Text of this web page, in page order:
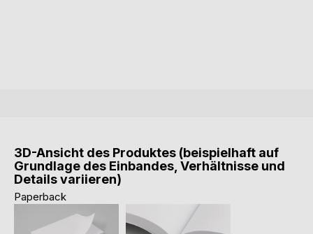
3D-Ansicht des Produktes (beispielhaft auf
Grundlage des Einbandes, Verhältnisse und
Details variieren)
Paperback